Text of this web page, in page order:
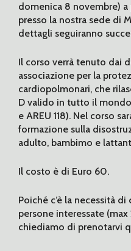
domenica 8 novembre)
presso la nostra sede di
dettagli seguiranno
Il corso verrà tenuto dai
associazione per la
cardiopolmonari, che
D valido in tutto il
e AREU 118). Nel corso
formazione sulla
adulto, bambimo e
Il costo è di Euro 60.
Poiché c’è la necessità
persone interessate
chiediamo di prenotarvi